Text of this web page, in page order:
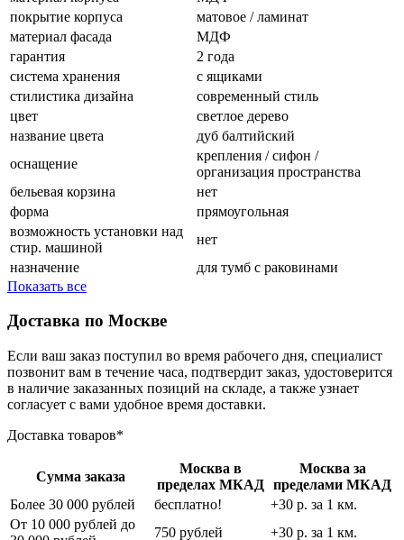
покрытие корпуса
матовое / ламинат
материал фасада
МДФ
гарантия
2 года
система хранения
с ящиками
стилистика дизайна
современный стиль
цвет
светлое дерево
название цвета
дуб балтийский
оснащение
крепления / сифон /
организация пространства
бельевая корзина
нет
форма
прямоугольная
возможность установки над
стир. машиной
нет
назначение
для тумб с раковинами
Показать все
Доставка по Москве
Если ваш заказ поступил во время рабочего дня, специалист
позвонит вам в течение часа, подтвердит заказ, удостоверится
в наличие заказанных позиций на складе, а также узнает
согласует с вами удобное время доставки.
Доставка товаров*
Сумма заказа
Москва в
пределах МКАД
Москва за
пределами МКАД
Более 30 000 рублей
бесплатно!
+30 р. за 1 км.
От 10 000 рублей до
750 рублей +30 р. за 1 км.